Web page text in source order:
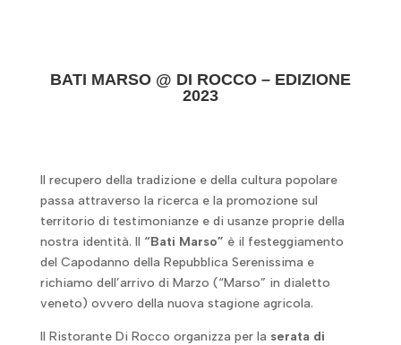
BATI MARSO @ DI ROCCO – EDIZIONE
2023
Il recupero della tradizione e della cultura popolare
passa attraverso la ricerca e la promozione sul
territorio di testimonianze e di usanze proprie della
nostra identità. Il “Bati Marso” è il festeggiamento
del Capodanno della Repubblica Serenissima e
richiamo dell’arrivo di Marzo (“Marso” in dialetto
veneto) ovvero della nuova stagione agricola.
Il Ristorante Di Rocco organizza per la serata di